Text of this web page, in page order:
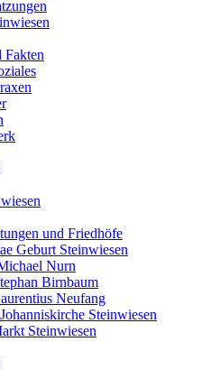
Fakten
und Friedhöfe
Geburt Steinwiesen
Nurn
Birnbaum
Neufang
Steinwiesen
Steinwiesen